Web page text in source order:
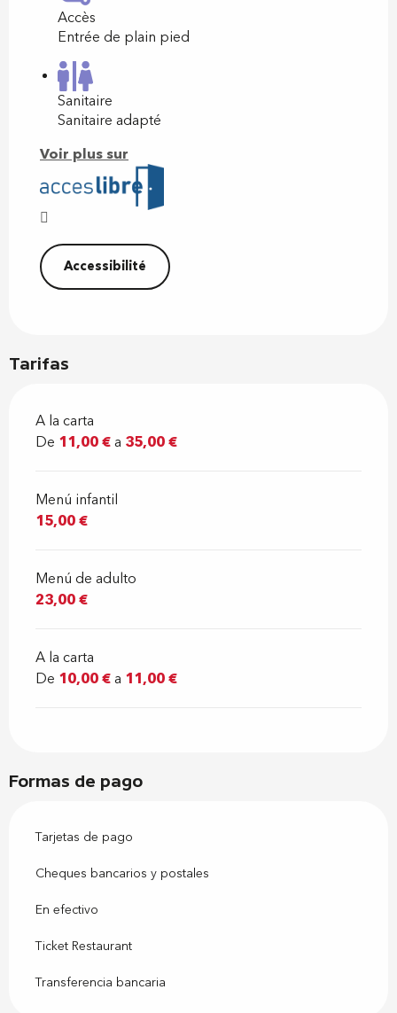
Accès
Entrée de plain pied
Sanitaire
Sanitaire adapté
Voir plus sur
Accessibilité
Tarifas
A la carta
De 11,00 €a 35,00 €
Menú infantil
15,00 €
Menú de adulto
23,00 €
A la carta
De 10,00 €a 11,00 €
Formas de pago
Tarjetas de pago
Cheques bancarios y postales
En efectivo
Ticket Restaurant
Transferencia bancaria